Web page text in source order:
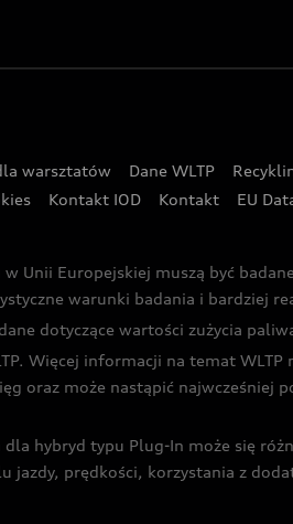
warsztatów Dane WLTP
Kontakt IOD Kontakt EU
Unii Europejskiej muszą być
warunki badania i bardziej
dotyczące wartości zużycia
Więcej informacji na temat WLTP
oraz może nastąpić najwcześniej
hybryd typu Plug-In może się
jazdy, prędkości, korzystania z